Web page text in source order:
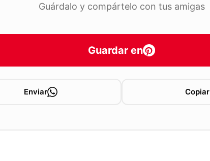
Guárdalo y compártelo con tus amigas
Guardar en
Enviar Copiar